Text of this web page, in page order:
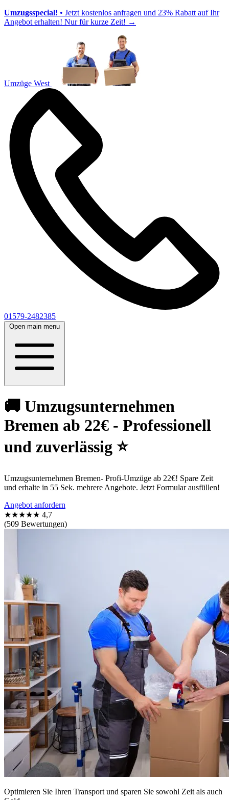
Umzugsspecial! • Jetzt kostenlos anfragen und 23% Rabatt auf Ihr
Angebot erhalten! Nur für kurze Zeit! →
Umzüge West
01579-2482385
Open main menu
🚚 Umzugsunternehmen
Bremen ab 22€ - Professionell
und zuverlässig ⭐
Umzugsunternehmen Bremen- Profi-Umzüge ab 22€! Spare Zeit
und erhalte in 55 Sek. mehrere Angebote. Jetzt Formular ausfüllen!
Angebot anfordern
★★★★★ 4,7
(509 Bewertungen)
Optimieren Sie Ihren Transport und sparen Sie sowohl Zeit als auch